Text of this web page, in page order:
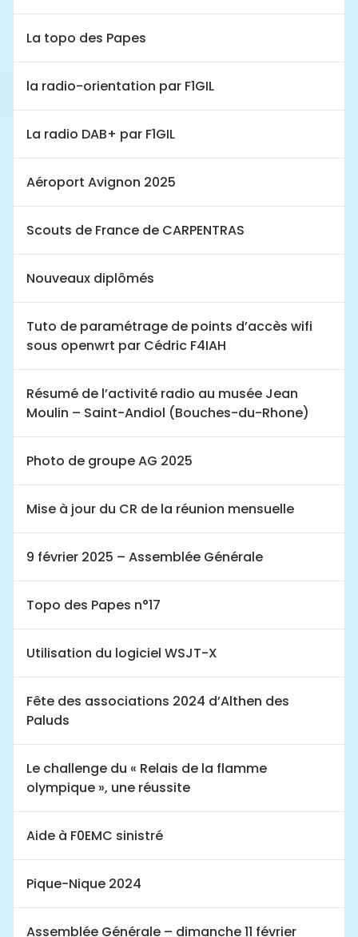
La topo des Papes
la radio-orientation par F1GIL
La radio DAB+ par F1GIL
Aéroport Avignon 2025
Scouts de France de CARPENTRAS
Nouveaux diplômés
Tuto de paramétrage de points d’accès wifi
sous openwrt par Cédric F4IAH
Résumé de l’activité radio au musée Jean
Moulin – Saint-Andiol (Bouches-du-Rhone)
Photo de groupe AG 2025
Mise à jour du CR de la réunion mensuelle
9 février 2025 – Assemblée Générale
Topo des Papes n°17
Utilisation du logiciel WSJT-X
Fête des associations 2024 d’Althen des
Paluds
Le challenge du « Relais de la flamme
olympique », une réussite
Aide à F0EMC sinistré
Pique-Nique 2024
Assemblée Générale – dimanche 11 février